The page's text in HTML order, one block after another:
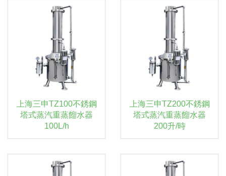
上海三申TZ100不銹鋼
塔式蒸汽重蒸餾水器
100L/h
上海三申TZ200不銹鋼
塔式蒸汽重蒸餾水器
200升/時